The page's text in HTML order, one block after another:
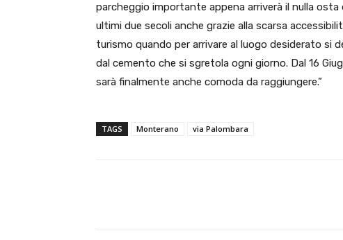
parcheggio importante appena arriverà il nulla
ultimi due secoli anche grazie alla scarsa
turismo quando per arrivare al luogo desiderato si
dal cemento che si sgretola ogni giorno. Dal 16
sarà finalmente anche comoda da raggiungere.”
TAGS Monterano via Palombara